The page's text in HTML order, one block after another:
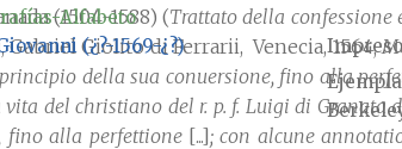
(1504-1588) (Trattato della confessione
, Gabriel Giolito di Ferrarii, Venecia, 1564;
della sua conuersione, fino alla
del christiano del r. p. f. Luigi di
fino alla perfettione [...]; con alcune
Alfabeto
(¿?-1569-¿?)